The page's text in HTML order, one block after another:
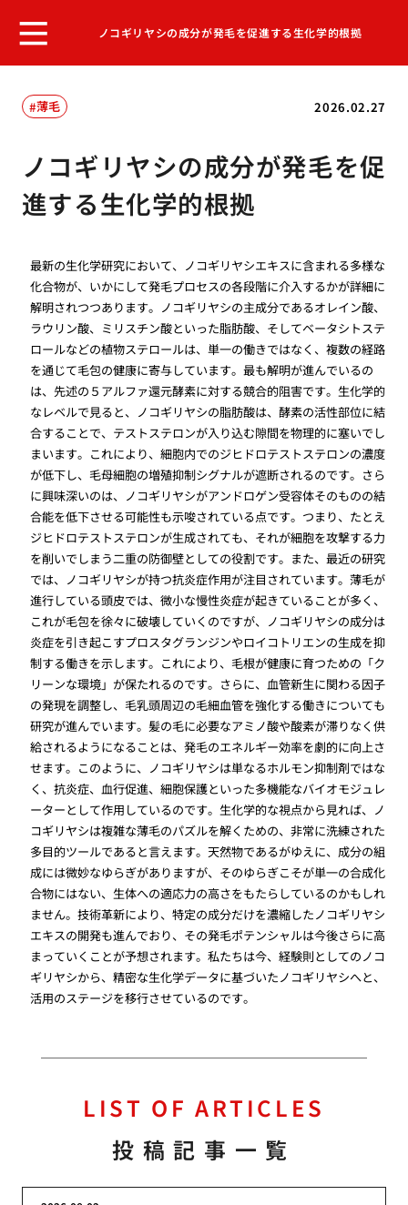
ノコギリヤシの成分が発毛を促進する生化学的根拠
2026.02.27
薄毛
ノコギリヤシの成分が発毛を促
進する生化学的根拠
最新の生化学研究において、ノコギリヤシエキスに含まれる多様な
化合物が、いかにして発毛プロセスの各段階に介入するかが詳細に
解明されつつあります。ノコギリヤシの主成分であるオレイン酸、
ラウリン酸、ミリスチン酸といった脂肪酸、そしてベータシトステ
ロールなどの植物ステロールは、単一の働きではなく、複数の経路
を通じて毛包の健康に寄与しています。最も解明が進んでいるの
は、先述の５アルファ還元酵素に対する競合的阻害です。生化学的
なレベルで見ると、ノコギリヤシの脂肪酸は、酵素の活性部位に結
合することで、テストステロンが入り込む隙間を物理的に塞いでし
まいます。これにより、細胞内でのジヒドロテストステロンの濃度
が低下し、毛母細胞の増殖抑制シグナルが遮断されるのです。さら
に興味深いのは、ノコギリヤシがアンドロゲン受容体そのものの結
合能を低下させる可能性も示唆されている点です。つまり、たとえ
ジヒドロテストステロンが生成されても、それが細胞を攻撃する力
を削いでしまう二重の防御壁としての役割です。また、最近の研究
では、ノコギリヤシが持つ抗炎症作用が注目されています。薄毛が
進行している頭皮では、微小な慢性炎症が起きていることが多く、
これが毛包を徐々に破壊していくのですが、ノコギリヤシの成分は
炎症を引き起こすプロスタグランジンやロイコトリエンの生成を抑
制する働きを示します。これにより、毛根が健康に育つための「ク
リーンな環境」が保たれるのです。さらに、血管新生に関わる因子
の発現を調整し、毛乳頭周辺の毛細血管を強化する働きについても
研究が進んでいます。髪の毛に必要なアミノ酸や酸素が滞りなく供
給されるようになることは、発毛のエネルギー効率を劇的に向上さ
せます。このように、ノコギリヤシは単なるホルモン抑制剤ではな
く、抗炎症、血行促進、細胞保護といった多機能なバイオモジュレ
ーターとして作用しているのです。生化学的な視点から見れば、ノ
コギリヤシは複雑な薄毛のパズルを解くための、非常に洗練された
多目的ツールであると言えます。天然物であるがゆえに、成分の組
成には微妙なゆらぎがありますが、そのゆらぎこそが単一の合成化
合物にはない、生体への適応力の高さをもたらしているのかもしれ
ません。技術革新により、特定の成分だけを濃縮したノコギリヤシ
エキスの開発も進んでおり、その発毛ポテンシャルは今後さらに高
まっていくことが予想されます。私たちは今、経験則としてのノコ
ギリヤシから、精密な生化学データに基づいたノコギリヤシへと、
活用のステージを移行させているのです。
LIST OF ARTICLES
投稿記事一覧